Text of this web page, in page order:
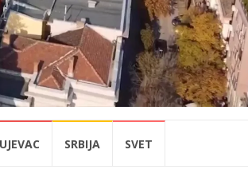
SRBIJA SVET